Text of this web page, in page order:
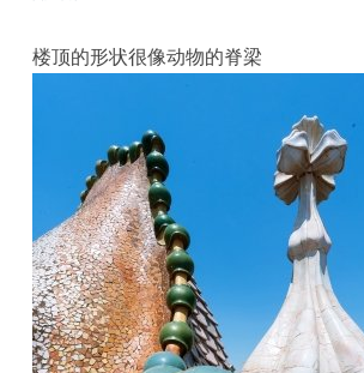
楼顶的形状很像动物的脊梁